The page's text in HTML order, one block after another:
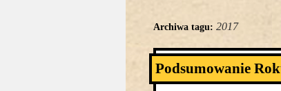
Archiwa tagu: 2017
Podsumowanie